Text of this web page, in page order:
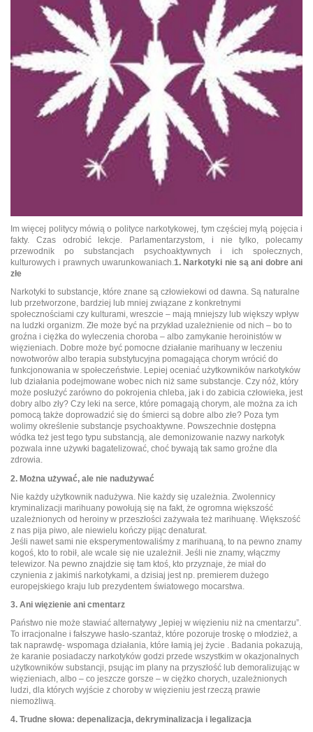
Im więcej politycy mówią o polityce narkotykowej, tym częściej mylą pojęcia i
fakty. Czas odrobić lekcje. Parlamentarzystom, i nie tylko, polecamy
przewodnik po substancjach psychoaktywnych i ich społecznych,
kulturowych i prawnych uwarunkowaniach.1. Narkotyki nie są ani dobre ani
złe
Narkotyki to substancje, które znane są człowiekowi od dawna. Są naturalne
lub przetworzone, bardziej lub mniej związane z konkretnymi
społecznościami czy kulturami, wreszcie – mają mniejszy lub większy wpływ
na ludzki organizm. Złe może być na przykład uzależnienie od nich – bo to
groźna i ciężka do wyleczenia choroba – albo zamykanie heroinistów w
więzieniach. Dobre może być pomocne działanie marihuany w leczeniu
nowotworów albo terapia substytucyjna pomagająca chorym wrócić do
funkcjonowania w społeczeństwie. Lepiej oceniać użytkowników narkotyków
lub działania podejmowane wobec nich niż same substancje. Czy nóż, który
może posłużyć zarówno do pokrojenia chleba, jak i do zabicia człowieka, jest
dobry albo zły? Czy leki na serce, które pomagają chorym, ale można za ich
pomocą także doprowadzić się do śmierci są dobre albo złe? Poza tym
wolimy określenie substancje psychoaktywne. Powszechnie dostępna
wódka też jest tego typu substancją, ale demonizowanie nazwy narkotyk
pozwala inne używki bagatelizować, choć bywają tak samo groźne dla
zdrowia.
2. Można używać, ale nie nadużywać
Nie każdy użytkownik nadużywa. Nie każdy się uzależnia. Zwolennicy
kryminalizacji marihuany powołują się na fakt, że ogromna większość
uzależnionych od heroiny w przeszłości zażywała też marihuanę. Większość
z nas pija piwo, ale niewielu kończy pijąc denaturat.
Jeśli nawet sami nie eksperymentowaliśmy z marihuaną, to na pewno znamy
kogoś, kto to robił, ale wcale się nie uzależnił. Jeśli nie znamy, włączmy
telewizor. Na pewno znajdzie się tam ktoś, kto przyznaje, że miał do
czynienia z jakimiś narkotykami, a dzisiaj jest np. premierem dużego
europejskiego kraju lub prezydentem światowego mocarstwa.
3. Ani więzienie ani cmentarz
Państwo nie może stawiać alternatywy „lepiej w więzieniu niż na cmentarzu”.
To irracjonalne i fałszywe hasło-szantaż, które pozoruje troskę o młodzież, a
tak naprawdę- wspomaga działania, które łamią jej życie . Badania pokazują,
że karanie posiadaczy narkotyków godzi przede wszystkim w okazjonalnych
użytkowników substancji, psując im plany na przyszłość lub demoralizując w
więzieniach, albo – co jeszcze gorsze – w ciężko chorych, uzależnionych
ludzi, dla których wyjście z choroby w więzieniu jest rzeczą prawie
niemożliwą.
4. Trudne słowa: depenalizacja, dekryminalizacja i legalizacja